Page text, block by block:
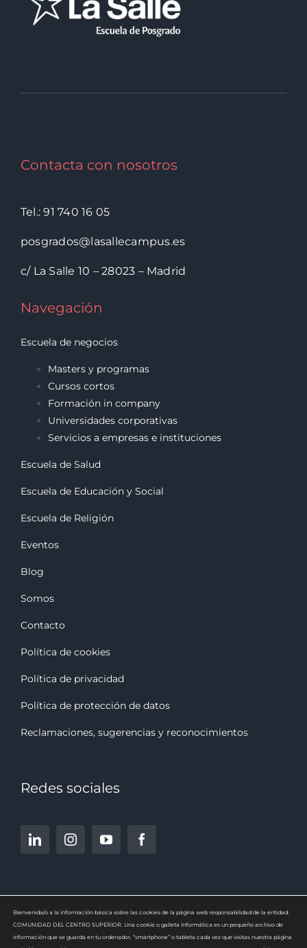
Contacta con nosotros
Tel.: 91 740 16 05
posgrados@lasallecampus.es
c/ La Salle 10 – 28023 – Madrid
Navegación
Escuela de negocios
Masters y programas
Cursos cortos
Formación in company
Universidades corporativas
Servicios a empresas e instituciones
Escuela de Salud
Escuela de Educación y Social
Escuela de Religión
Eventos
Blog
Somos
Contacto
Política de cookies
Política de privacidad
Política de protección de datos
Reclamaciones, sugerencias y reconocimientos
Redes sociales
Bienvenida/o a la información básica sobre las cookies de la página web responsabilidad de la entidad:
COMUNIDAD DEL CENTRO SUPERIOR. Una cookie o galleta informática es un pequeño archivo de
información que se guarda en tu ordenador, “smartphone” o tableta cada vez que visitas nuestra página